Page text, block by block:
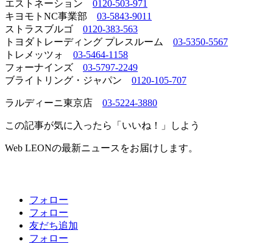
エストネーション 0120-503-971
キヨモトNC事業部 03-5843-9011
ストラスブルゴ 0120-383-563
トヨダトレーディング プレスルーム 03-5350-5567
トレメッツォ 03-5464-1158
フォーナインズ 03-5797-2249
ブライトリング・ジャパン 0120-105-707
ラルディーニ東京店 03-5224-3880
この記事が気に入ったら「いいね！」しよう
Web LEONの最新ニュースをお届けします。
フォロー
フォロー
友だち追加
フォロー